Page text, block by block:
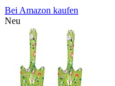
Bei Amazon kaufen
Neu